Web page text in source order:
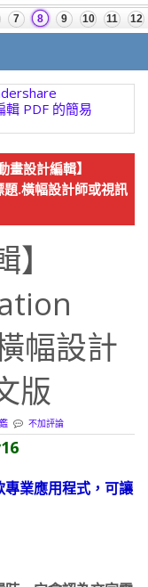
換
畫設計編輯】
.橫幅設計師或視訊
幅設計
版
不加評論